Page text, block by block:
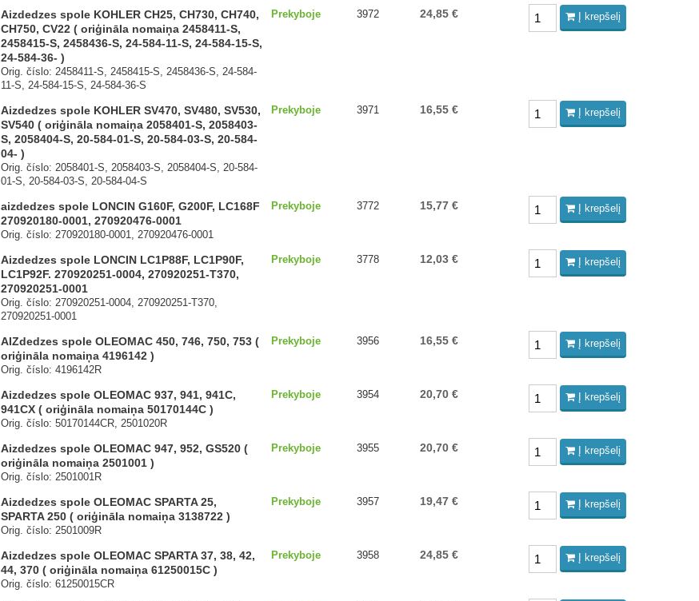
Aizdedzes spole KOHLER CH25, CH730, CH740,
CH750, CV22 ( oriģināla nomaiņa 2458411-S,
2458415-S, 2458436-S, 24-584-11-S, 24-584-15-S,
24-584-36- )
Orig. číslo: 2458411-S, 2458415-S, 2458436-S, 24-584-
11-S, 24-584-15-S, 24-584-36-S
Prekyboje 3972 24,85 € Į krepšelį
Aizdedzes spole KOHLER SV470, SV480, SV530,
SV540 ( oriģināla nomaiņa 2058401-S, 2058403-
S, 2058404-S, 20-584-01-S, 20-584-03-S, 20-584-
04- )
Orig. číslo: 2058401-S, 2058403-S, 2058404-S, 20-584-
01-S, 20-584-03-S, 20-584-04-S
Prekyboje 3971 16,55 € Į krepšelį
aizdedzes spole LONCIN G160F, G200F, LC168F
270920180-0001, 270920476-0001
Orig. číslo: 270920180-0001, 270920476-0001
Prekyboje 3772 15,77 € Į krepšelį
Aizdedzes spole LONCIN LC1P88F, LC1P90F,
LC1P92F. 270920251-0004, 270920251-T370,
270920251-0001
Orig. číslo: 270920251-0004, 270920251-T370,
270920251-0001
Prekyboje 3778 12,03 € Į krepšelį
AIZdedzes spole OLEOMAC 450, 746, 750, 753 (
oriģināla nomaiņa 4196142 )
Orig. číslo: 4196142R
Prekyboje 3956 16,55 € Į krepšelį
Aizdedzes spole OLEOMAC 937, 941, 941C,
941CX ( oriģināla nomaiņa 50170144C )
Orig. číslo: 50170144CR, 2501020R
Prekyboje 3954 20,70 € Į krepšelį
Aizdedzes spole OLEOMAC 947, 952, GS520 (
oriģināla nomaiņa 2501001 )
Orig. číslo: 2501001R
Prekyboje 3955 20,70 € Į krepšelį
Aizdedzes spole OLEOMAC SPARTA 25,
SPARTA 250 ( oriģināla nomaiņa 3138722 )
Orig. číslo: 2501009R
Prekyboje 3957 19,47 € Į krepšelį
Aizdedzes spole OLEOMAC SPARTA 37, 38, 42,
44, 370 ( oriģināla nomaiņa 61250015C )
Orig. číslo: 61250015CR
Prekyboje 3958 24,85 € Į krepšelį